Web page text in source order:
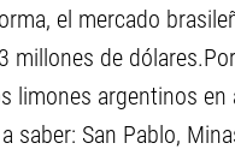
el mercado
millones de
limones argentinos
saber: San Pablo,